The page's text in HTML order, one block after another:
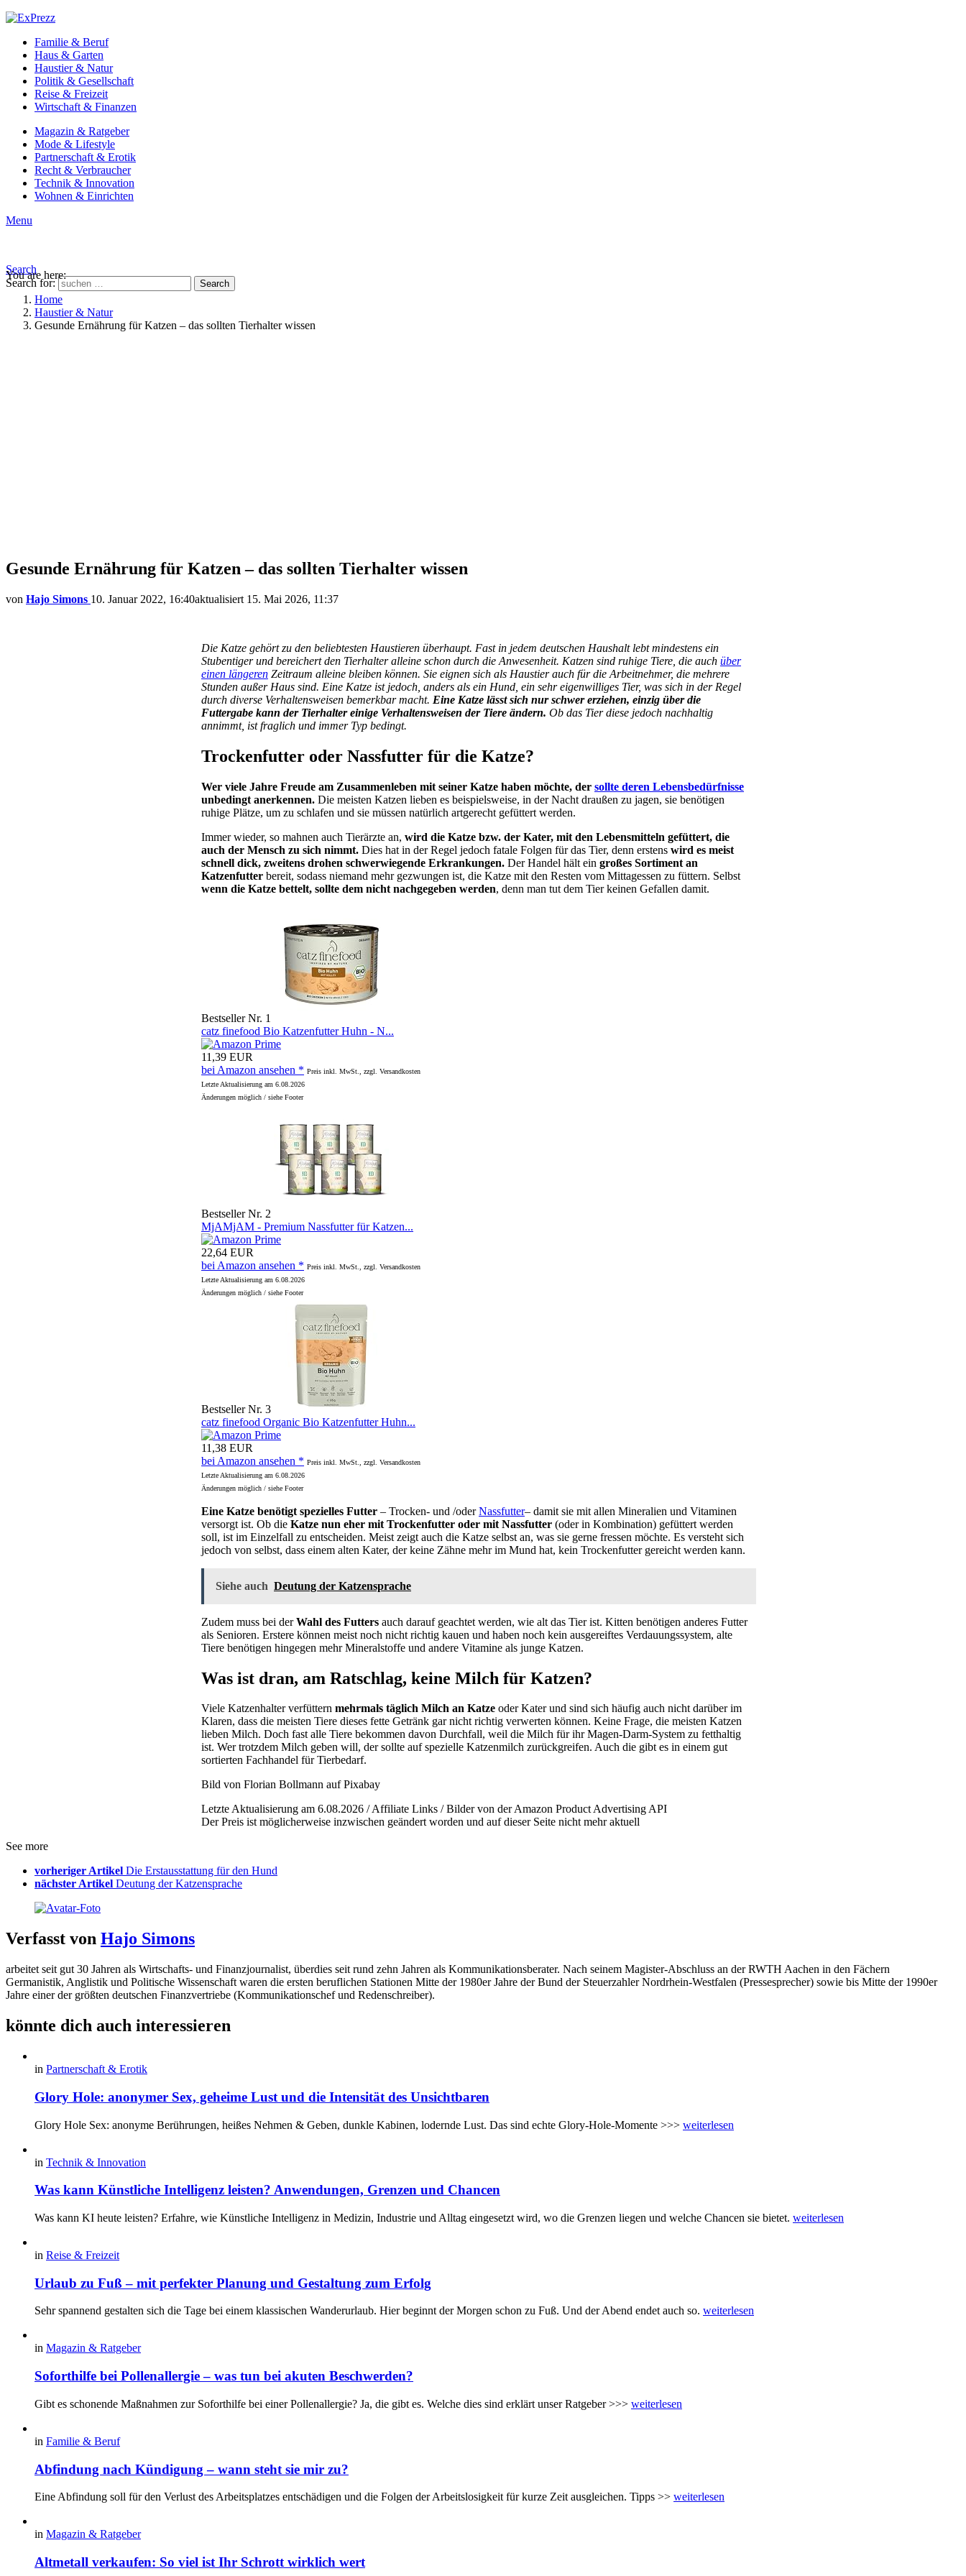
Familie & Beruf
Haus & Garten
Haustier & Natur
Politik & Gesellschaft
Reise & Freizeit
Wirtschaft & Finanzen
Magazin & Ratgeber
Mode & Lifestyle
Partnerschaft & Erotik
Recht & Verbraucher
Technik & Innovation
Wohnen & Einrichten
Menu
Search
Search for:
Search
You are here:
Home
Haustier & Natur
Gesunde Ernährung für Katzen – das sollten Tierhalter wissen
Gesunde Ernährung für Katzen – das sollten Tierhalter wissen
von Hajo Simons 10. Januar 2022, 16:40aktualisiert 15. Mai 2026, 11:37
Die Katze gehört zu den beliebtesten Haustieren überhaupt. Fast in jedem deutschen Haushalt lebt mindestens ein
Stubentiger und bereichert den Tierhalter alleine schon durch die Anwesenheit. Katzen sind ruhige Tiere, die auch über
einen längeren Zeitraum alleine bleiben können. Sie eignen sich als Haustier auch für die Arbeitnehmer, die mehrere
Stunden außer Haus sind. Eine Katze ist jedoch, anders als ein Hund, ein sehr eigenwilliges Tier, was sich in der Regel
durch diverse Verhaltensweisen bemerkbar macht. Eine Katze lässt sich nur schwer erziehen, einzig über die
Futtergabe kann der Tierhalter einige Verhaltensweisen der Tiere ändern. Ob das Tier diese jedoch nachhaltig
annimmt, ist fraglich und immer Typ bedingt.
Trockenfutter oder Nassfutter für die Katze?
Wer viele Jahre Freude am Zusammenleben mit seiner Katze haben möchte, der sollte deren Lebensbedürfnisse
unbedingt anerkennen. Die meisten Katzen lieben es beispielsweise, in der Nacht draußen zu jagen, sie benötigen
ruhige Plätze, um zu schlafen und sie müssen natürlich artgerecht gefüttert werden.
Immer wieder, so mahnen auch Tierärzte an, wird die Katze bzw. der Kater, mit den Lebensmitteln gefüttert, die
auch der Mensch zu sich nimmt. Dies hat in der Regel jedoch fatale Folgen für das Tier, denn erstens wird es meist
schnell dick, zweitens drohen schwerwiegende Erkrankungen. Der Handel hält ein großes Sortiment an
Katzenfutter bereit, sodass niemand mehr gezwungen ist, die Katze mit den Resten vom Mittagessen zu füttern. Selbst
wenn die Katze bettelt, sollte dem nicht nachgegeben werden, denn man tut dem Tier keinen Gefallen damit.
Bestseller Nr. 1
catz finefood Bio Katzenfutter Huhn - N...
11,39 EUR
bei Amazon ansehen * Preis inkl. MwSt., zzgl. Versandkosten
Letzte Aktualisierung am 6.08.2026
Änderungen möglich / siehe Footer
Bestseller Nr. 2
MjAMjAM - Premium Nassfutter für Katzen...
22,64 EUR
bei Amazon ansehen * Preis inkl. MwSt., zzgl. Versandkosten
Letzte Aktualisierung am 6.08.2026
Änderungen möglich / siehe Footer
Bestseller Nr. 3
catz finefood Organic Bio Katzenfutter Huhn...
11,38 EUR
bei Amazon ansehen * Preis inkl. MwSt., zzgl. Versandkosten
Letzte Aktualisierung am 6.08.2026
Änderungen möglich / siehe Footer
Eine Katze benötigt spezielles Futter – Trocken- und /oderNassfutter– damit sie mit allen Mineralien und Vitaminen
versorgt ist. Ob die Katze nun eher mit Trockenfutter oder mit Nassfutter (oder in Kombination) gefüttert werden
soll, ist im Einzelfall zu entscheiden. Meist zeigt auch die Katze selbst an, was sie gerne fressen möchte. Es versteht sich
jedoch von selbst, dass einem alten Kater, der keine Zähne mehr im Mund hat, kein Trockenfutter gereicht werden kann.
Siehe auch Deutung der Katzensprache
Zudem muss bei derWahl des Futters auch darauf geachtet werden, wie alt das Tier ist. Kitten benötigen anderes Futter
als Senioren. Erstere können meist noch nicht richtig kauen und haben noch kein ausgereiftes Verdauungssystem, alte
Tiere benötigen hingegen mehr Mineralstoffe und andere Vitamine als junge Katzen.
Was ist dran, am Ratschlag, keine Milch für Katzen?
Viele Katzenhalter verfüttern mehrmals täglich Milch an Katze oder Kater und sind sich häufig auch nicht darüber im
Klaren, dass die meisten Tiere dieses fette Getränk gar nicht richtig verwerten können. Keine Frage, die meisten Katzen
lieben Milch. Doch fast alle Tiere bekommen davon Durchfall, weil die Milch für ihr Magen-Darm-System zu fetthaltig
ist. Wer trotzdem Milch geben will, der sollte auf spezielle Katzenmilch zurückgreifen. Auch die gibt es in einem gut
sortierten Fachhandel für Tierbedarf.
Bild von Florian Bollmann auf Pixabay
Letzte Aktualisierung am 6.08.2026 / Affiliate Links / Bilder von der Amazon Product Advertising API
Der Preis ist möglicherweise inzwischen geändert worden und auf dieser Seite nicht mehr aktuell
See more
vorheriger Artikel Die Erstausstattung für den Hund
nächster Artikel Deutung der Katzensprache
Verfasst von Hajo Simons
arbeitet seit gut 30 Jahren als Wirtschafts- und Finanzjournalist, überdies seit rund zehn Jahren als Kommunikationsberater. Nach seinem Magister-Abschluss an der RWTH Aachen in den Fächern
Germanistik, Anglistik und Politische Wissenschaft waren die ersten beruflichen Stationen Mitte der 1980er Jahre der Bund der Steuerzahler Nordrhein-Westfalen (Pressesprecher) sowie bis Mitte der 1990er
Jahre einer der größten deutschen Finanzvertriebe (Kommunikationschef und Redenschreiber).
könnte dich auch interessieren
in Partnerschaft & Erotik
Glory Hole: anonymer Sex, geheime Lust und die Intensität des Unsichtbaren
Glory Hole Sex: anonyme Berührungen, heißes Nehmen & Geben, dunkle Kabinen, lodernde Lust. Das sind echte Glory-Hole-Momente >>> weiterlesen
in Technik & Innovation
Was kann Künstliche Intelligenz leisten? Anwendungen, Grenzen und Chancen
Was kann KI heute leisten? Erfahre, wie Künstliche Intelligenz in Medizin, Industrie und Alltag eingesetzt wird, wo die Grenzen liegen und welche Chancen sie bietet. weiterlesen
in Reise & Freizeit
Urlaub zu Fuß – mit perfekter Planung und Gestaltung zum Erfolg
Sehr spannend gestalten sich die Tage bei einem klassischen Wanderurlaub. Hier beginnt der Morgen schon zu Fuß. Und der Abend endet auch so. weiterlesen
in Magazin & Ratgeber
Soforthilfe bei Pollenallergie – was tun bei akuten Beschwerden?
Gibt es schonende Maßnahmen zur Soforthilfe bei einer Pollenallergie? Ja, die gibt es. Welche dies sind erklärt unser Ratgeber >>> weiterlesen
in Familie & Beruf
Abfindung nach Kündigung – wann steht sie mir zu?
Eine Abfindung soll für den Verlust des Arbeitsplatzes entschädigen und die Folgen der Arbeitslosigkeit für kurze Zeit ausgleichen. Tipps >> weiterlesen
in Magazin & Ratgeber
Altmetall verkaufen: So viel ist Ihr Schrott wirklich wert